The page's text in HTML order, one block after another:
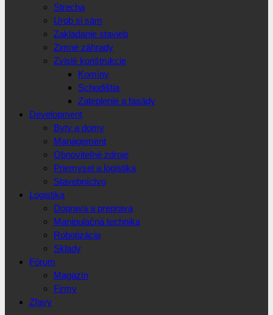
Strecha
Urob si sám
Zakladanie stavieb
Zimné záhrady
Zvislé konštrukcie
Komíny
Schodištia
Zateplenie a fasády
Development
Byty a domy
Management
Obnoviteľné zdroje
Priemysel a logistika
Stavebníctvo
Logistika
Doprava a preprava
Manipulačná technika
Robotizácia
Sklady
Fórum
Magazín
Firmy
Zľavy